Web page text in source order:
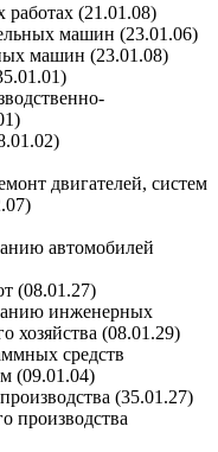
(21.01.08)
машин (23.01.06)
машин (23.01.08)
двигателей, систем
автомобилей
(08.01.27)
инженерных
хозяйства (08.01.29)
средств
(09.01.04)
(35.01.27)
производства